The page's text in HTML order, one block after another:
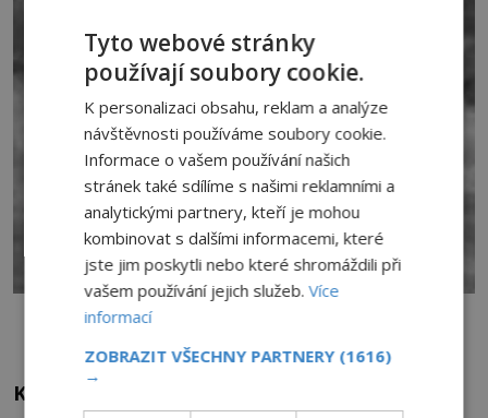
Ukazuje tato fotografie Kussie nebo Kushi, jak věří velká část
japonských badatelů? Foto: Afif Brika, Cryptid Wiki
KUSHII A ISHII: POZŮSTATEK Z DRUHOHOR?
Tyto webové stránky
používají soubory cookie.
K personalizaci obsahu, reklam a analýze
návštěvnosti používáme soubory cookie.
Informace o vašem používání našich
stránek také sdílíme s našimi reklamními a
analytickými partnery, kteří je mohou
kombinovat s dalšími informacemi, které
jste jim poskytli nebo které shromáždili při
vašem používání jejich služeb.Více
informací
ZOBRAZIT VŠECHNY PARTNERY (1616)
→